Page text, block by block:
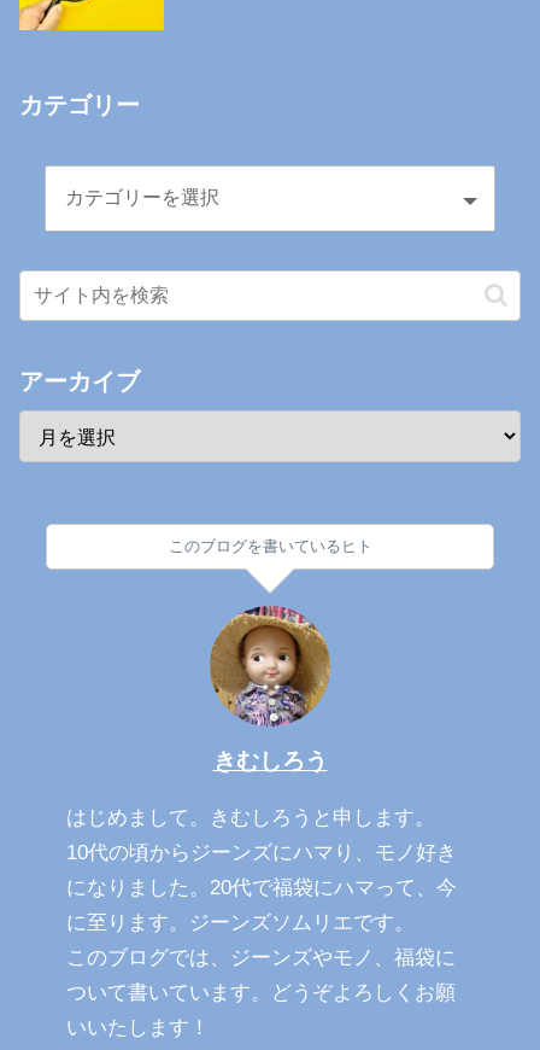
カテゴリー
アーカイブ
このブログを書いているヒト
きむしろう
はじめまして。きむしろうと申します。
10代の頃からジーンズにハマり、モノ好き
になりました。20代で福袋にハマって、今
に至ります。ジーンズソムリエです。
このブログでは、ジーンズやモノ、福袋に
ついて書いています。どうぞよろしくお願
いいたします！